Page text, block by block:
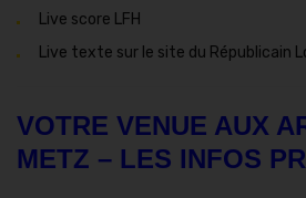
Live score LFH
Live texte sur le site du Républicain
VOTRE VENUE AUX
METZ – LES INFOS